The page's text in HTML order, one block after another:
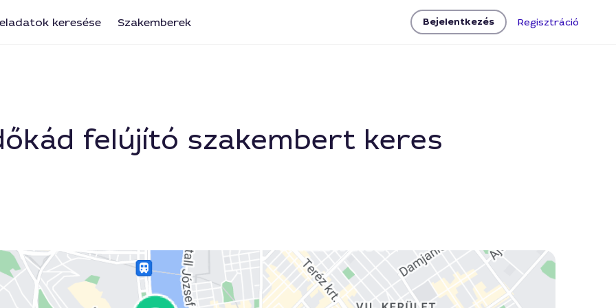
keresése Szakemberek Bejelentkezés Regisztráció
felújító szakembert keres